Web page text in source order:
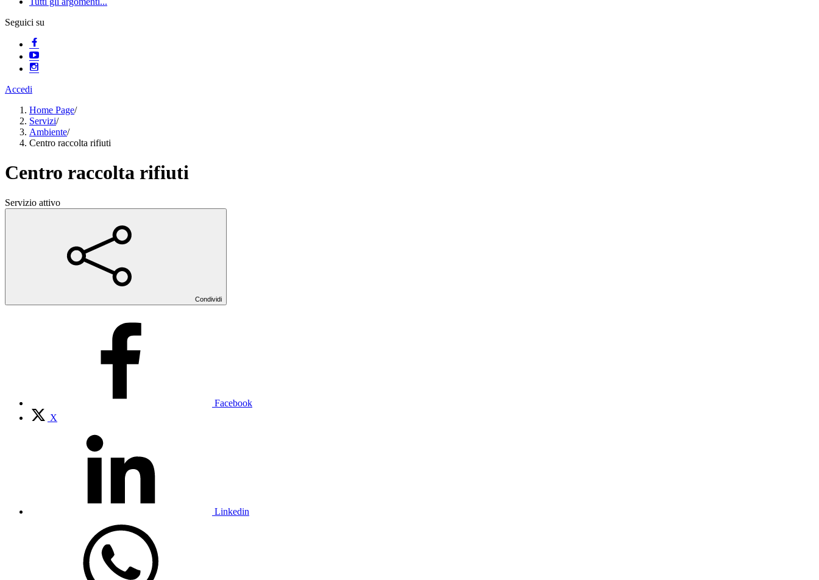
Seguici su
Accedi
Home Page/
Servizi/
Ambiente/
Centro raccolta rifiuti
Centro raccolta rifiuti
Servizio attivo
Condividi
Facebook
X
Linkedin